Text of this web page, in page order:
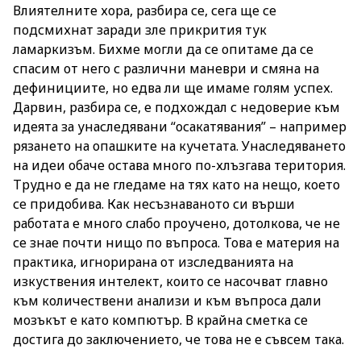
Влиятелните хора, разбира се, сега ще се
подсмихнат заради зле прикрития тук
ламаркизъм. Бихме могли да се опитаме да се
спасим от него с различни маневри и смяна на
дефинициите, но едва ли ще имаме голям успех.
Дарвин, разбира се, е подхождал с недоверие към
идеята за унаследявани “осакатявания” – например
рязането на опашките на кучетата. Унаследяването
на идеи обаче остава много по-хлъзгава територия.
Трудно е да не гледаме на тях като на нещо, което
се придобива. Как несъзнаваното си върши
работата е много слабо проучено, дотолкова, че не
се знае почти нищо по въпроса. Това е материя на
практика, игнорирана от изследванията на
изкуствения интелект, които се насочват главно
към количествени анализи и към въпроса дали
мозъкът е като компютър. В крайна сметка се
достига до заключението, че това не е съвсем така.